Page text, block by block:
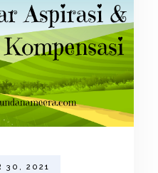
30, 2021